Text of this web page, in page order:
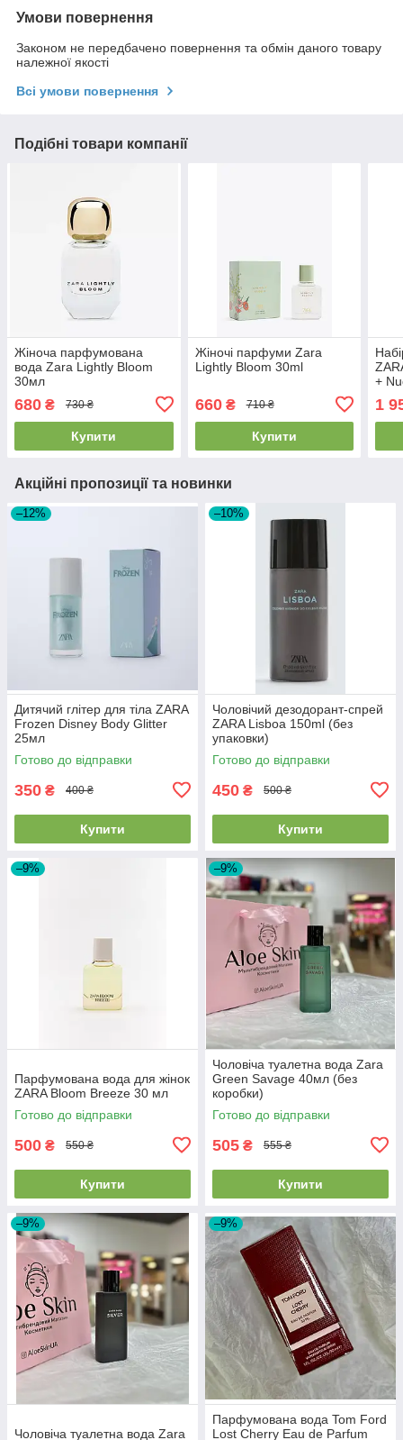
Умови повернення
Законом не передбачено повернення та обмін даного товару
належної якості
Всі умови повернення
Подібні товари компанії
Жіноча парфумована
вода Zara Lightly Bloom
30мл
680 ₴ 730 ₴
Купити
Жіночі парфуми Zara
Lightly Bloom 30ml
660₴ 710 ₴
Купити
+
1
Акційні пропозиції та новинки
–12%
Дитячий глітер для тіла ZARA
Frozen Disney Body Glitter
25мл
Готово до відправки
350 ₴ 400 ₴
Купити
–10%
Чоловічий дезодорант-спрей
ZARA Lisboa 150ml (без
упаковки)
Готово до відправки
450 ₴ 500 ₴
Купити
–9%
Парфумована вода для жінок
ZARA Bloom Breeze 30 мл
Готово до відправки
500 ₴ 550 ₴
Купити
–9%
Чоловіча туалетна вода Zara
Green Savage 40мл (без
коробки)
Готово до відправки
505 ₴ 555 ₴
Купити
–9%
Чоловіча туалетна вода Zara
–9%
Парфумована вода Tom Ford
Lost Cherry Eau de Parfum